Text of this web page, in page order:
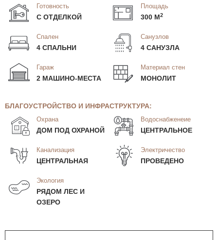
Готовность
С ОТДЕЛКОЙ
Площадь
300 М2
Спален
4 СПАЛЬНИ
Санузлов
4 САНУЗЛА
Гараж
2 МАШИНО-МЕСТА
Материал стен
МОНОЛИТ
БЛАГОУСТРОЙСТВО И ИНФРАСТРУКТУРА:
Охрана
ДОМ ПОД ОХРАНОЙ
Водоснабженеие
ЦЕНТРАЛЬНОЕ
Канализация
ЦЕНТРАЛЬНАЯ
Электричество
ПРОВЕДЕНО
Экология
РЯДОМ ЛЕС И
ОЗЕРО